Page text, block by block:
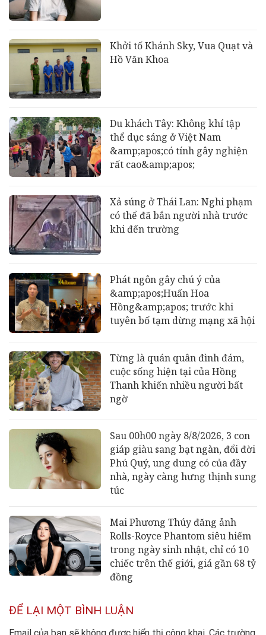
Khởi tố Khánh Sky, Vua Quạt và
Hồ Văn Khoa
Du khách Tây: Không khí tập
thể dục sáng ở Việt Nam
&amp;apos;có tính gây nghiện
rất cao&amp;apos;
Xả súng ở Thái Lan: Nghi phạm
có thể đã bắn người nhà trước
khi đến trường
Phát ngôn gây chú ý của
&amp;apos;Huấn Hoa
Hồng&amp;apos; trước khi
tuyên bố tạm dừng mạng xã hội
Từng là quán quân đình đám,
cuộc sống hiện tại của Hồng
Thanh khiến nhiều người bất
ngờ
Sau 00h00 ngày 8/8/2026, 3 con
giáp giàu sang bạt ngàn, đổi đời
Phú Quý, ung dung có của đầy
nhà, ngày càng hưng thịnh sung
túc
Mai Phương Thúy đăng ảnh
Rolls-Royce Phantom siêu hiếm
trong ngày sinh nhật, chỉ có 10
chiếc trên thế giới, giá gần 68 tỷ
đồng
ĐỂ LẠI MỘT BÌNH LUẬN